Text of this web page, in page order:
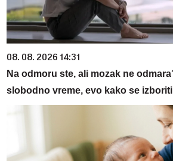
08. 08. 2026 14:31
Na odmoru ste, ali mozak ne
slobodno vreme, evo kako se izboriti